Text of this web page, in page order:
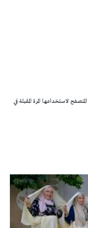
لاستخدامها المرة المقبلة في